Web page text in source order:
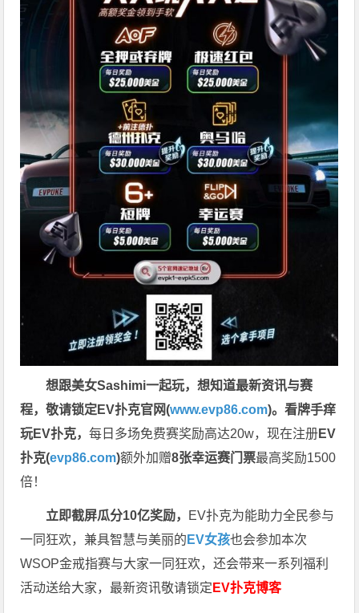
想跟美女Sashimi一起玩，想知道最新资讯与赛
程，敬请锁定EV扑克官网(www.evp86.com)。看牌手痒
玩EV扑克，每日多场免费赛奖励高达20w，现在注册EV
扑克(evp86.com)额外加赠8张幸运赛门票最高奖励1500
倍！
立即截屏瓜分10亿奖励， EV扑克为能助力全民参与
一同狂欢，兼具智慧与美丽的 EV女孩也会参加本次
WSOP金戒指赛与大家一同狂欢，还会带来一系列福利
活动送给大家，最新资讯敬请锁定 EV扑克博客